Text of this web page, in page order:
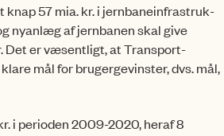
knap 57 mia. kr. i jernbaneinfra­struk­
nyanlæg af jern­banen skal give
Det er væsentligt, at Trans­port­
mål for brugergevinster, dvs. mål,
i perioden 2009-2020, heraf 8